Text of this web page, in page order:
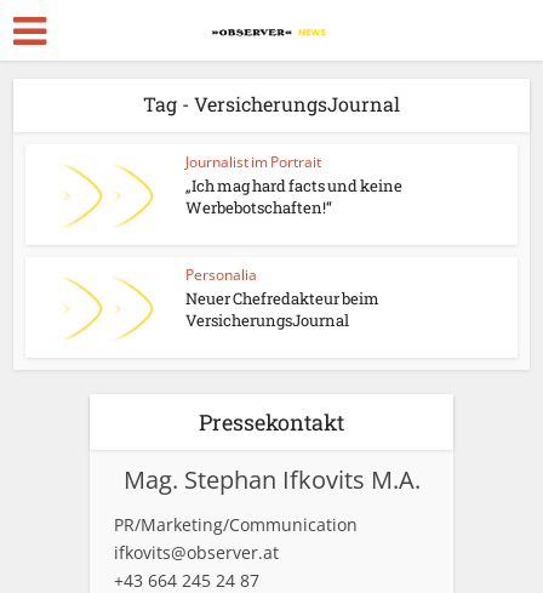
Tag - VersicherungsJournal
Journalist im Portrait
„Ich mag hard facts und keine
Werbebotschaften!“
Personalia
Neuer Chefredakteur beim
VersicherungsJournal
Pressekontakt
Mag. Stephan Ifkovits M.A.
PR/Marketing/Communication
ifkovits@observer.at
+43 664 245 24 87